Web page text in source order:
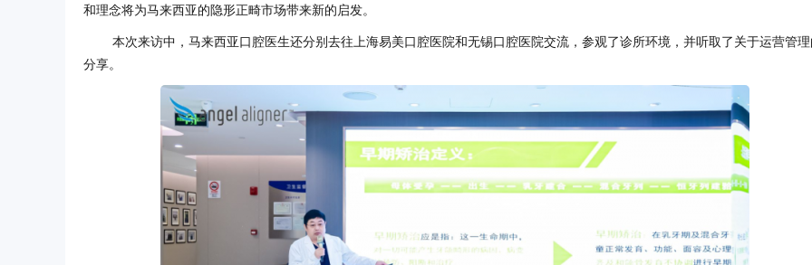
和理念将为马来西亚的隐形正畸市场带来新的启发。
本次来访中，马来西亚口腔医生还分别去往上海易美口腔医院和无锡口腔医院交流，参观了诊所环境，并听取了关于运营管
分享。